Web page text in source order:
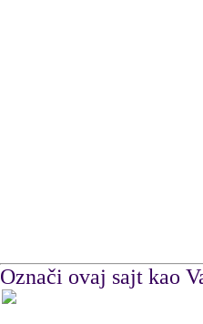
Označi ovaj sajt kao